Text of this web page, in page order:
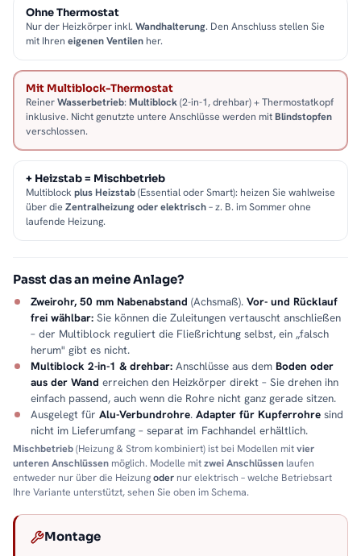
Ohne Thermostat
Nur der Heizkörper inkl. Wandhalterung. Den Anschluss stellen Sie
mit Ihren eigenen Ventilen her.
Mit Multiblock-Thermostat
ReinerWasserbetrieb: Multiblock(2-in-1, drehbar) + Thermostatkopf
inklusive. Nicht genutzte untere Anschlüsse werden mitBlindstopfen
verschlossen.
+ Heizstab = Mischbetrieb
Multiblock plus Heizstab(Essential oder Smart): heizen Sie wahlweise
über die Zentralheizung oder elektrisch– z. B. im Sommer ohne
laufende Heizung.
Passt das an meine Anlage?
Zweirohr, 50 mm Nabenabstand (Achsmaß). Vor- und Rücklauf
frei wählbar: Sie können die Zuleitungen vertauscht anschließen
– der Multiblock reguliert die Fließrichtung selbst, ein „falsch
herum" gibt es nicht.
Multiblock 2-in-1 & drehbar: Anschlüsse aus dem Boden oder
aus der Wand erreichen den Heizkörper direkt – Sie drehen ihn
einfach passend, auch wenn die Rohre nicht ganz gerade sitzen.
Ausgelegt für Alu-Verbundrohre. Adapter für Kupferrohre sind
nicht im Lieferumfang – separat im Fachhandel erhältlich.
Mischbetrieb(Heizung & Strom kombiniert) ist bei Modellen mitvier
unteren Anschlüssen möglich. Modelle mitzwei Anschlüssen laufen
entweder nur über die Heizungoder nur elektrisch – welche Betriebsart
Ihre Variante unterstützt, sehen Sie oben im Schema.
Montage